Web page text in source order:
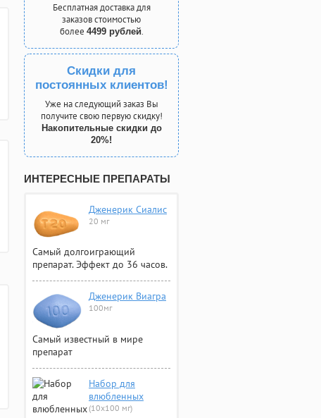
Бесплатная доставка для
заказов стоимостью
более 4499 рублей.
Скидки для
постоянных клиентов!
Уже на следующий заказ Вы
получите свою первую скидку!
Накопительные скидки до
20%!
ИНТЕРЕСНЫЕ ПРЕПАРАТЫ
Дженерик Сиалис
20 мг
Самый долгоиграющий
препарат. Эффект до 36 часов.
Дженерик Виагра
100мг
Самый известный в мире
препарат
Набор для
влюбленных
(10х100 мг)